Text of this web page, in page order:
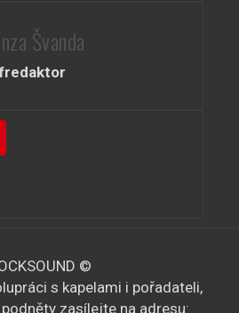
Švanda
©
s kapelami i pořadateli,
zasílejte na adresu: